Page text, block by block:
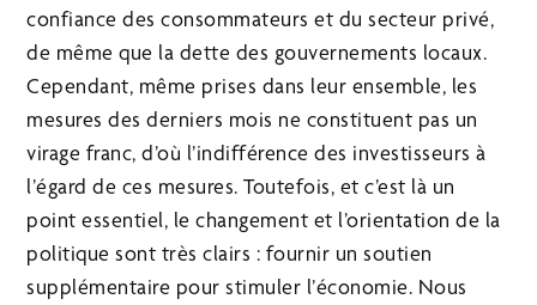
confiance des consommateurs et du secteur privé,
de même que la dette des gouvernements locaux.
Cependant, même prises dans leur ensemble, les
mesures des derniers mois ne constituent pas un
virage franc, d’où l’indifférence des investisseurs à
l’égard de ces mesures. Toutefois, et c’est là un
point essentiel, le changement et l’orientation de la
politique sont très clairs : fournir un soutien
supplémentaire pour stimuler l’économie. Nous